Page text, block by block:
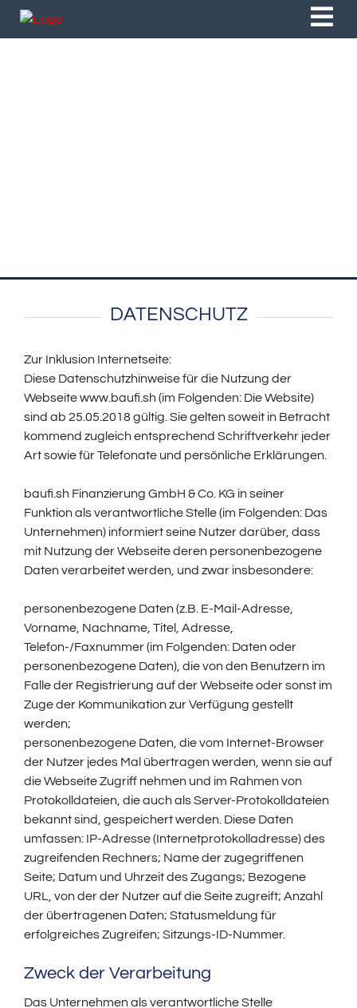
DATENSCHUTZ
Zur Inklusion Internetseite:
Diese Datenschutzhinweise für die Nutzung der
Webseite www.baufi.sh (im Folgenden: Die Website)
sind ab 25.05.2018 gültig. Sie gelten soweit in Betracht
kommend zugleich entsprechend Schriftverkehr jeder
Art sowie für Telefonate und persönliche Erklärungen.
baufi.sh Finanzierung GmbH & Co. KG in seiner
Funktion als verantwortliche Stelle (im Folgenden: Das
Unternehmen) informiert seine Nutzer darüber, dass
mit Nutzung der Webseite deren personenbezogene
Daten verarbeitet werden, und zwar insbesondere:
personenbezogene Daten (z.B. E-Mail-Adresse,
Vorname, Nachname, Titel, Adresse,
Telefon-/Faxnummer (im Folgenden: Daten oder
personenbezogene Daten), die von den Benutzern im
Falle der Registrierung auf der Webseite oder sonst im
Zuge der Kommunikation zur Verfügung gestellt
werden;
personenbezogene Daten, die vom Internet-Browser
der Nutzer jedes Mal übertragen werden, wenn sie auf
die Webseite Zugriff nehmen und im Rahmen von
Protokolldateien, die auch als Server-Protokolldateien
bekannt sind, gespeichert werden. Diese Daten
umfassen: IP-Adresse (Internetprotokolladresse) des
zugreifenden Rechners; Name der zugegriffenen
Seite; Datum und Uhrzeit des Zugangs; Bezogene
URL, von der der Nutzer auf die Seite zugreift; Anzahl
der übertragenen Daten; Statusmeldung für
erfolgreiches Zugreifen; Sitzungs-ID-Nummer.
Zweck der Verarbeitung
Das Unternehmen als verantwortliche Stelle